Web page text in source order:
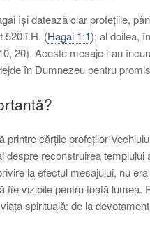
își datează clar profețiile,
520 î.H. (Hagai 1:1); al doilea,
20). Aceste mesaje i-au
în Dumnezeu pentru
cărțile profeților
despre reconstruirea
la efectul mesajului, nu
vizibile pentru toată lumea.
spirituală: de la